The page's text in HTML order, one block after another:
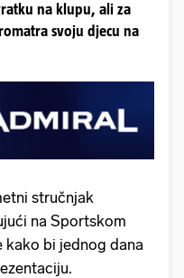
na klupu, ali za
svoju djecu na
stručnjak
na Sportskom
kako bi jednog dana